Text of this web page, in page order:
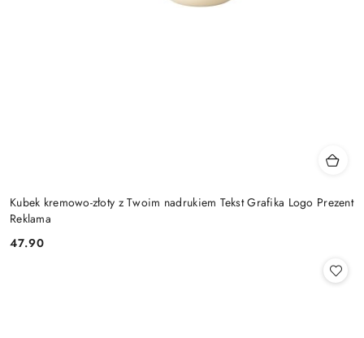
Kubek kremowo-złoty z Twoim nadrukiem Tekst Grafika Logo Prezent
Reklama
Cena:
47.90